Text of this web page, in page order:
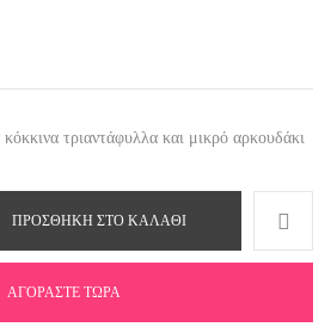
τριαντάφυλλα και μικρό αρκουδάκι
ΠΡΟΣΘΉΚΗ ΣΤΟ ΚΑΛΆΘΙ
ΑΓΟΡΆΣΤΕ ΤΏΡΑ